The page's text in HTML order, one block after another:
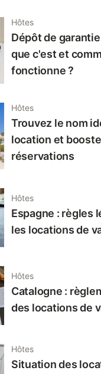
Hôtes
Dépôt de
que c'est et
fonctionne ?
Hôtes
Trouvez le nom
location et
réservations
Hôtes
Espagne : règles
les locations de
Hôtes
Catalogne :
des locations de
Hôtes
Situation des